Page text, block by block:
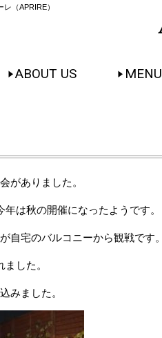
（APRIRE）
ABOUT US MENU
がありました。
は秋の開催になったようです。
自宅のバルコニーから観戦です。
した。
みました。